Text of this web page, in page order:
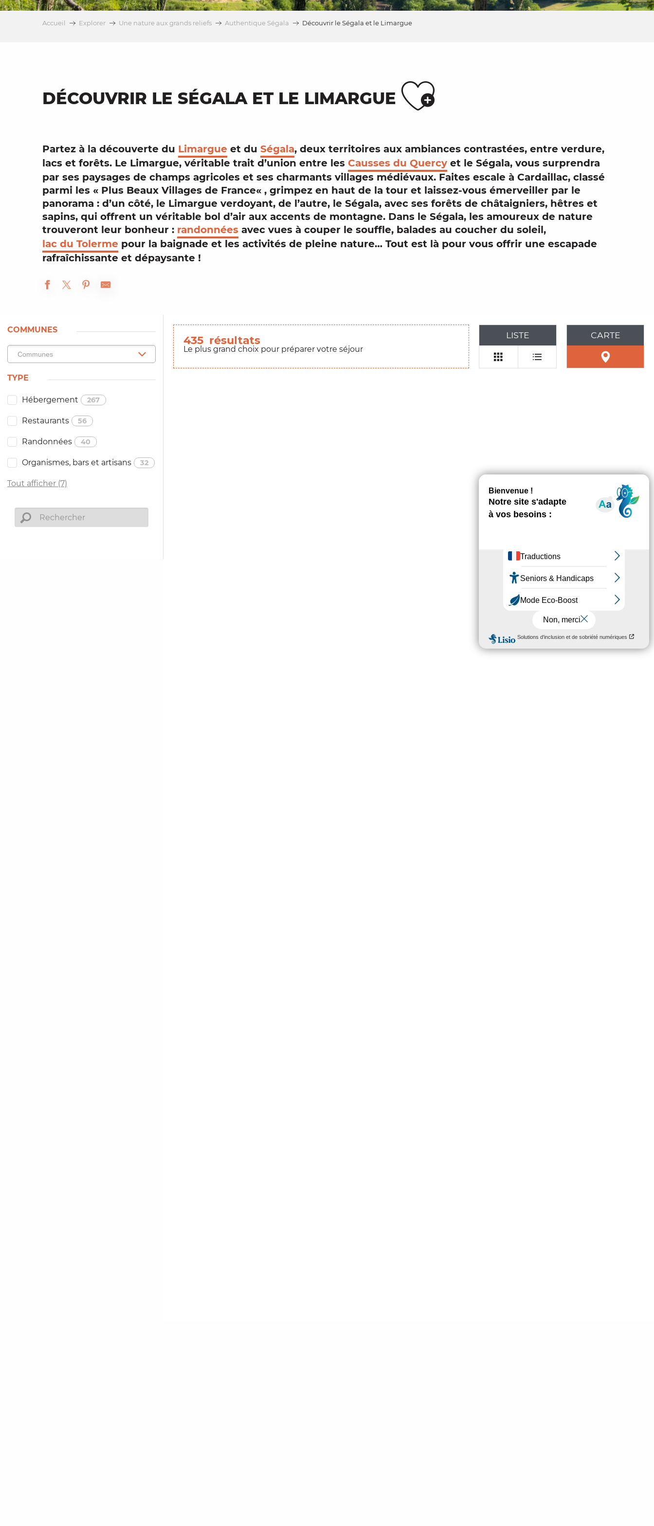
Accueil Explorer Une nature aux grands reliefs Authentique Ségala Découvrir le Ségala et le Limargue
DÉCOUVRIR LE SÉGALA ET LE LIMARGUE Ajouter
Partez à la découverte du Limargue et du Ségala, deux territoires aux ambiances contrastées, entre verdure,
lacs et forêts. Le Limargue, véritable trait d’union entre les Causses du Quercy et le Ségala, vous surprendra
par ses paysages de champs agricoles et ses charmants villages médiévaux. Faites escale à Cardaillac, classé
parmi les « Plus Beaux Villages de France« , grimpez en haut de la tour et laissez-vous émerveiller par le
panorama : d’un côté, le Limargue verdoyant, de l’autre, le Ségala, avec ses forêts de châtaigniers, hêtres et
sapins, qui offrent un véritable bol d’air aux accents de montagne. Dans le Ségala, les amoureux de nature
trouveront leur bonheur : randonnées avec vues à couper le souffle, balades au coucher du soleil,
lac du Tolerme pour la baignade et les activités de pleine nature… Tout est là pour vous offrir une escapade
rafraîchissante et dépaysante !
COMMUNES
TYPE
Hébergement 267
Restaurants 56
Randonnées 40
Organismes, bars et artisans 32
Tout afficher (7)
435 résultats
Le plus grand choix pour préparer votre séjour
LISTE CARTE